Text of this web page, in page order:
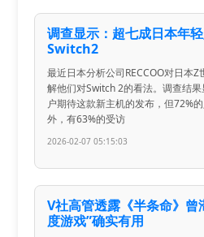
调查显示：超七成日本年
Switch2
最近日本分析公司RECCOO对日本
解他们对Switch 2的看法。调查结
户期待这款新主机的发布，但72%
外，有63%的受访
2026-02-07 05:15:03
V社高管透露《半条命》曾
度游戏”确实有用